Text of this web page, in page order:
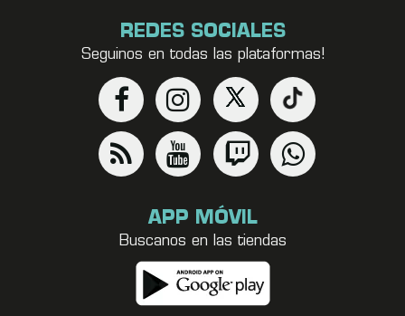
REDES SOCIALES
Seguinos en todas las plataformas!
APP MÓVIL
Buscanos en las tiendas